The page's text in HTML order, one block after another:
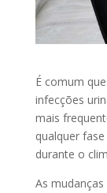
É comum
infecções
mais
qualquer
durante o
As